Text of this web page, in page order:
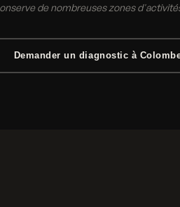
de nombreuses zones
Demander un diagnostic à